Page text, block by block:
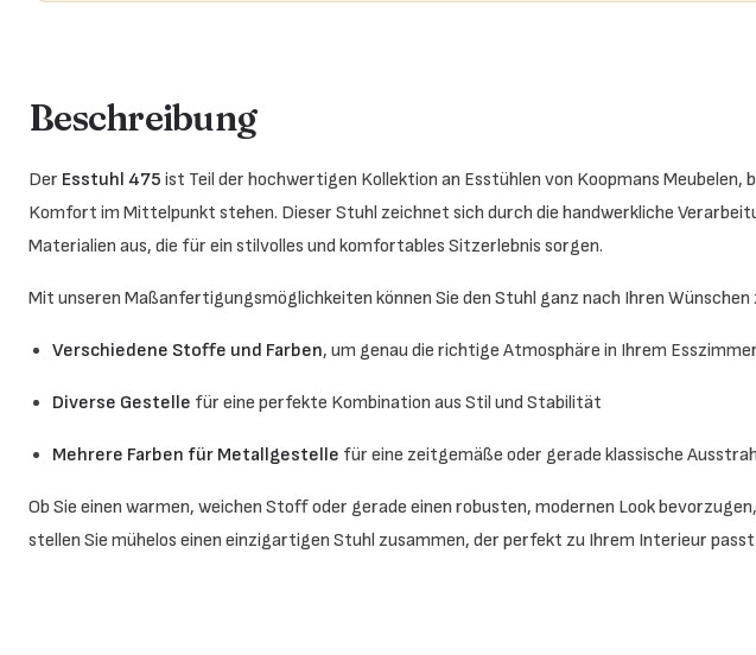
Beschreibung
Der Esstuhl 475 ist Teil der hochwertigen Kollektion an Esstühlen von Koopmans Meubelen,
Komfort im Mittelpunkt stehen. Dieser Stuhl zeichnet sich durch die handwerkliche
Materialien aus, die für ein stilvolles und komfortables Sitzerlebnis sorgen.
Mit unseren Maßanfertigungsmöglichkeiten können Sie den Stuhl ganz nach Ihren
Verschiedene Stoffe und Farben, um genau die richtige Atmosphäre in Ihrem
Diverse Gestelle für eine perfekte Kombination aus Stil und Stabilität
Mehrere Farben für Metallgestelle für eine zeitgemäße oder gerade klassische
Ob Sie einen warmen, weichen Stoff oder gerade einen robusten, modernen Look
stellen Sie mühelos einen einzigartigen Stuhl zusammen, der perfekt zu Ihrem Interieur passt.